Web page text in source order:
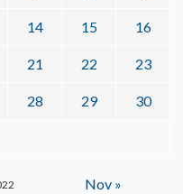
14 15 16
21 22 23
28 29 30
Nov »